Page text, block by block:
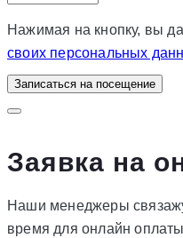
Нажимая на кнопку, вы
своих персональных
Записаться на посещение
Заявка на
Наши менеджеры
время для онлайн